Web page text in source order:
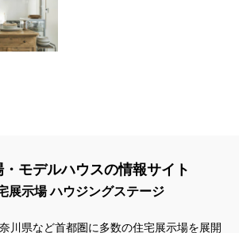
モデルハウスの情報サイト
展示場 ハウジングステージ
川県など首都圏に多数の住宅展示場を展開